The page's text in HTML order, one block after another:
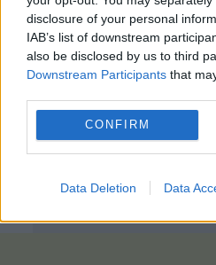
disclosure of your personal
IAB’s list of downstream
also be disclosed by us to third
Downstream Participants that
CONFIRM
Data Deletion Data